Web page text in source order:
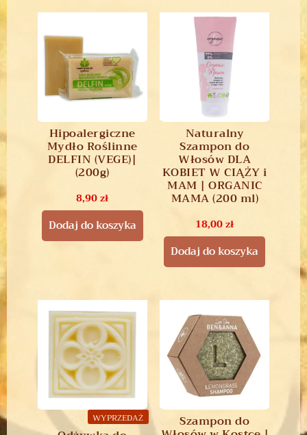
Hipoalergiczne
Mydło Roślinne
DELFIN (VEGE)|
(200g)
8,90zł
Dodaj do koszyka
Naturalny
Szampon do
Włosów DLA
KOBIET W CIĄŻY i
MAM | ORGANIC
MAMA (200 ml)
18,00zł
Dodaj do koszyka
WYPRZEDAŻ Szampon do